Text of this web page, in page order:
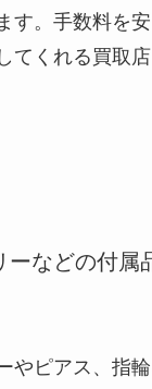
す。手数料を
てくれる買取
ーなどの付属
やピアス、指